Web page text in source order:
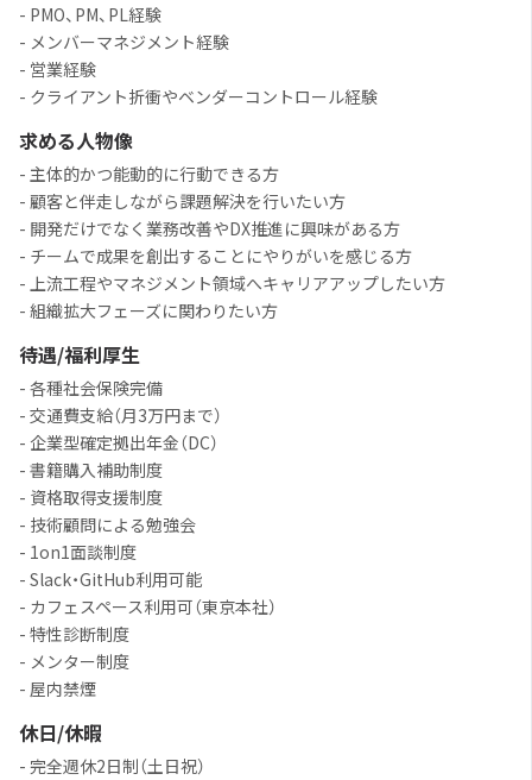
- PMO、PM、PL経験
- メンバーマネジメント経験
- 営業経験
- クライアント折衝やベンダーコントロール経験
求める人物像
- 主体的かつ能動的に行動できる方
- 顧客と伴走しながら課題解決を行いたい方
- 開発だけでなく業務改善やDX推進に興味がある方
- チームで成果を創出することにやりがいを感じる方
- 上流工程やマネジメント領域へキャリアアップしたい方
- 組織拡大フェーズに関わりたい方
待遇/福利厚生
- 各種社会保険完備
- 交通費支給（月3万円まで）
- 企業型確定拠出年金（DC）
- 書籍購入補助制度
- 資格取得支援制度
- 技術顧問による勉強会
- 1on1面談制度
- Slack・GitHub利用可能
- カフェスペース利用可（東京本社）
- 特性診断制度
- メンター制度
- 屋内禁煙
休日/休暇
- 完全週休2日制（土日祝）